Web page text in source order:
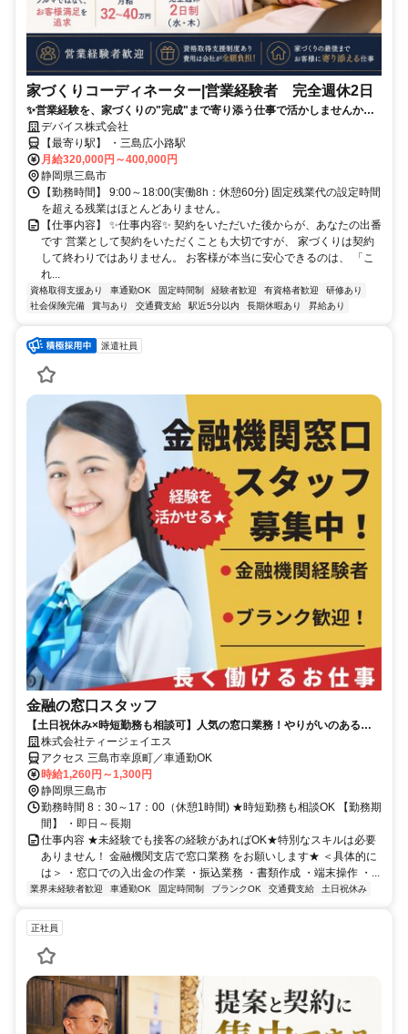
家づくりコーディネーター|営業経験者 完全週休2日
✨営業経験を、家づくりの"完成"まで寄り添う仕事で活かしませんか✨
✅ノルマではなくお客様満足を追求✅月給32～40万円✅完全週休2日制
（水・木）
デバイス株式会社
【最寄り駅】 ・三島広小路駅
月給320,000円～400,000円
静岡県三島市
【勤務時間】 9:00～18:00(実働8h：休憩60分) 固定残業代の設定時間
を超える残業はほとんどありません。
【仕事内容】 ✨仕事内容✨ 契約をいただいた後からが、あなたの出番
です 営業として契約をいただくことも大切ですが、 家づくりは契約
して終わりではありません。 お客様が本当に安心できるのは、 「こ
れ...
資格取得支援あり 車通勤OK 固定時間制 経験者歓迎 有資格者歓迎
研修あり
社会保険完備
賞与あり 交通費支給 駅近5分以内 長期休暇あり 昇給あり
派遣社員
金融の窓口スタッフ
【土日祝休み×時短勤務も相談可】人気の窓口業務！やりがいのあるお
仕事です♪
株式会社ティージェイエス
アクセス 三島市幸原町／車通勤OK
時給1,260円～1,300円
静岡県三島市
勤務時間 8：30～17：00（休憩1時間) ★時短勤務も相談OK 【勤務期
間】 ・即日～長期
仕事内容 ★未経験でも接客の経験があればOK★特別なスキルは必要
ありません！ 金融機関支店で窓口業務 をお願いします★ ＜具体的に
は＞ ・窓口での入出金の作業 ・振込業務 ・書類作成 ・端末操作 ・...
業界未経験者歓迎 車通勤OK 固定時間制 ブランクOK 交通費支給 土日祝休み
正社員